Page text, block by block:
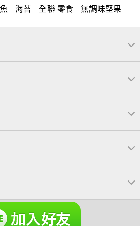
海苔 全聯 零食 無調味堅果
盒 堅穀力 綜合纖果 全聯 素食
萬歲牌 全聯 拜拜 小魚 薯條
日 icash 義大利麵 荷卡
色丁
果系列 萬歲牌 南瓜籽 減糖日記
杏仁
米果 芥末 可樂果 禮盒
心包(42gx20包)
堅果飲 烘焙
裝活力堅果 香菜